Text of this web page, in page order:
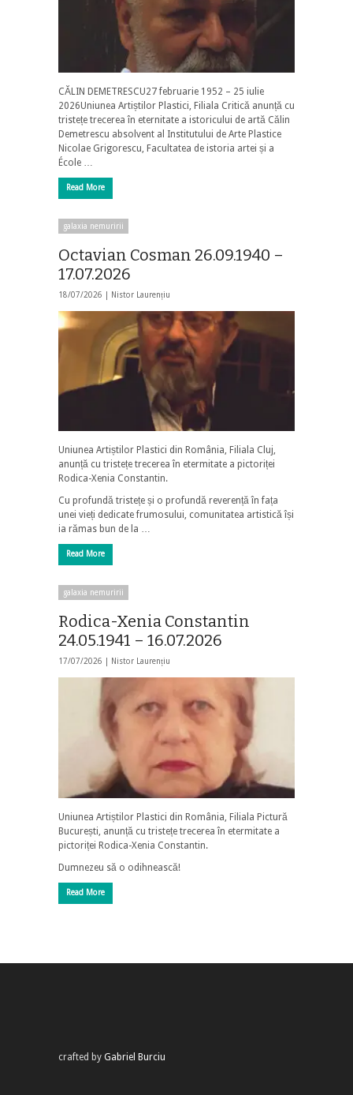
CĂLIN DEMETRESCU27 februarie 1952 – 25 iulie
2026Uniunea Artiștilor Plastici, Filiala Critică anunță cu
tristețe trecerea în eternitate a istoricului de artă Călin
Demetrescu absolvent al Institutului de Arte Plastice
Nicolae Grigorescu, Facultatea de istoria artei și a
École …
Read More
galaxia nemuririi
Octavian Cosman 26.09.1940 –
17.07.2026
18/07/2026 | Nistor Laurențiu
Uniunea Artiștilor Plastici din România, Filiala Cluj,
anunță cu tristețe trecerea în etermitate a pictoriței
Rodica-Xenia Constantin.
Cu profundă tristețe și o profundă reverență în fața
unei vieți dedicate frumosului, comunitatea artistică își
ia rămas bun de la …
Read More
galaxia nemuririi
Rodica-Xenia Constantin
24.05.1941 – 16.07.2026
17/07/2026 | Nistor Laurențiu
Uniunea Artiștilor Plastici din România, Filiala Pictură
București, anunță cu tristețe trecerea în etermitate a
pictoriței Rodica-Xenia Constantin.
Dumnezeu să o odihnească!
Read More
crafted by Gabriel Burciu